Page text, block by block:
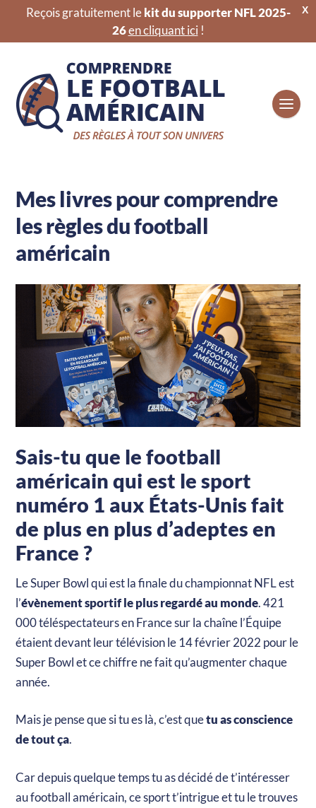
X
Reçois gratuitement lekit du supporter NFL 2025-
26en cliquant ici!
Mes livres pour comprendre
les règles du football
américain
Sais-tu que le football
américain qui est le sport
numéro 1 aux États-Unis fait
de plus en plus d’adeptes en
France ?
Le Super Bowl qui est la finale du championnat NFL est
l’évènement sportif le plus regardé au monde. 421
000 téléspectateurs en France sur la chaîne l’Équipe
étaient devant leur télévision le 14 février 2022 pour le
Super Bowl et ce chiffre ne fait qu’augmenter chaque
année.
Mais je pense que si tu es là, c’est quetu as conscience
de tout ça.
Car depuis quelque temps tu as décidé de t’intéresser
au football américain, ce sport t’intrigue et tu le trouves